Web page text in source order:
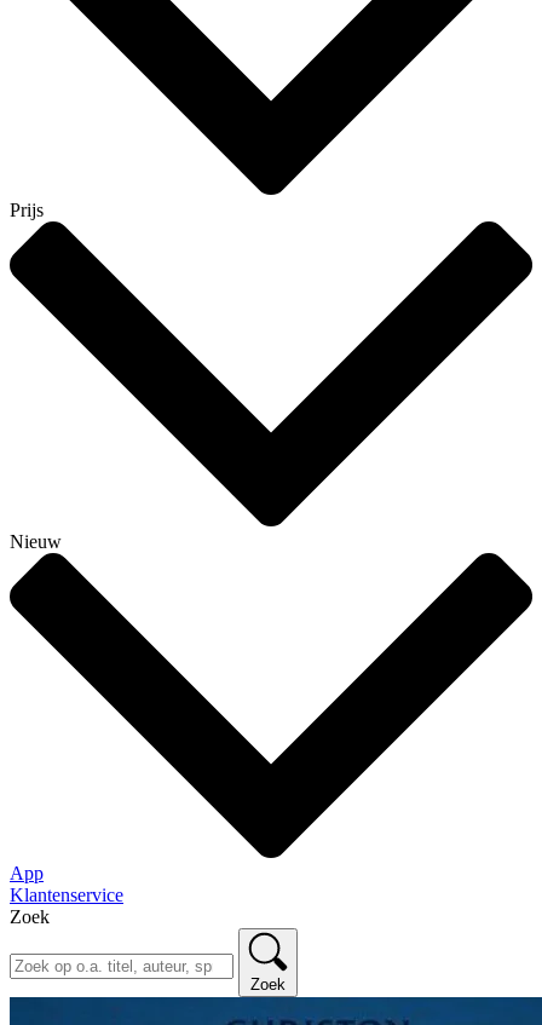
Prijs
Nieuw
App
Klantenservice
Zoek
Zoek